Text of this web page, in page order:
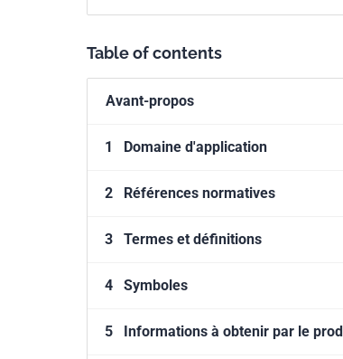
Table of contents
Avant-propos
1 Domaine d'application
2 Références normatives
3 Termes et définitions
4 Symboles
5 Informations à obtenir par le